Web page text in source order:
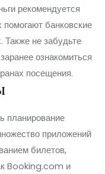
рекомендуется
помогают банковские
не забудьте
ознакомиться
посещения.
планирование
приложений
билетов,
Booking.com и